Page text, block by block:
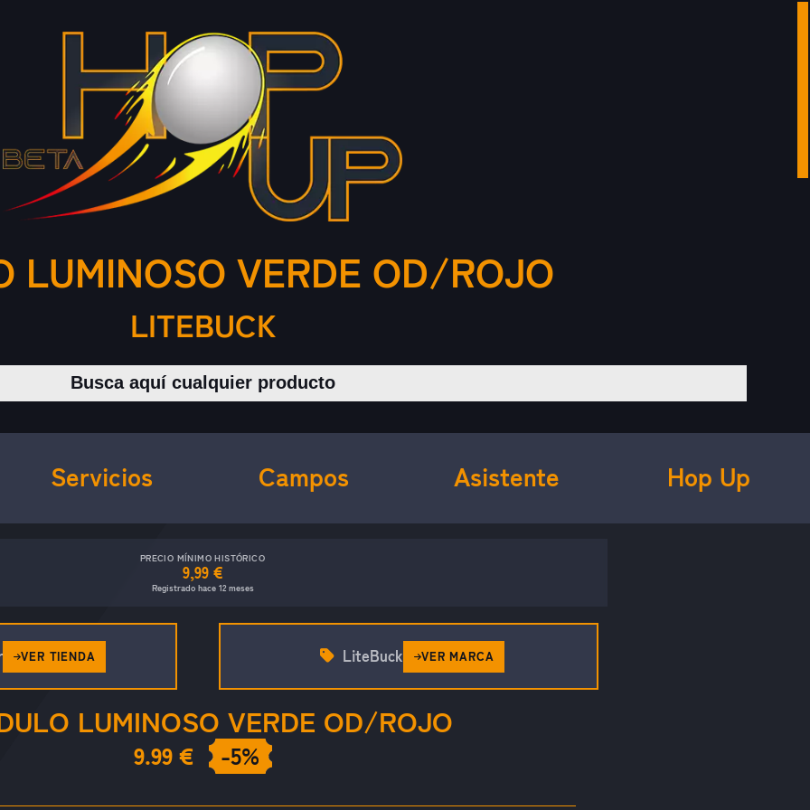
LUMINOSO VERDE OD/ROJO
LITEBUCK
Buscar productos
Servicios Campos Asistente Hop Up
PRECIO MÍNIMO HISTÓRICO
9,99 €
Registrado hace 12 meses
VER TIENDA
LUMINOSO VERDE OD/ROJO
9.99 € -5%
LiteBuck VER MARCA